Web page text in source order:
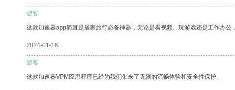
游客
这款加速器app简直是居家旅行必备神器，无论是看视频、玩游戏还是工作办
2024-01-16
游客
这款加速器VPM应用程序已经为我们带来了无限的流畅体验和安全性保护。